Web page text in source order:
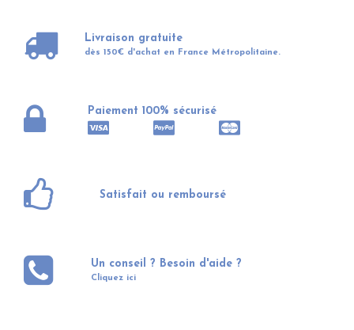
Livraison gratuite
dès 150€ d'achat en France Métropolitaine.
Paiement 100% sécurisé
Satisfait ou remboursé
Un conseil ? Besoin d'aide ?
Cliquez ici